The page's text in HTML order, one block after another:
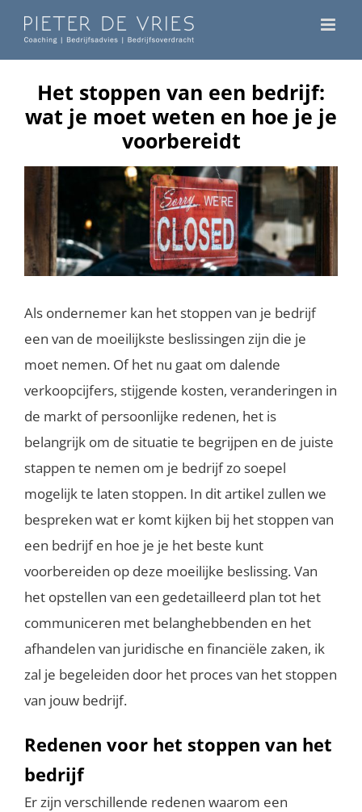
naar
inhoud
Het stoppen van een bedrijf:
wat je moet weten en hoe je je
voorbereidt
Als ondernemer kan het stoppen van je bedrijf
een van de moeilijkste beslissingen zijn die je
moet nemen. Of het nu gaat om dalende
verkoopcijfers, stijgende kosten, veranderingen in
de markt of persoonlijke redenen, het is
belangrijk om de situatie te begrijpen en de juiste
stappen te nemen om je bedrijf zo soepel
mogelijk te laten stoppen. In dit artikel zullen we
bespreken wat er komt kijken bij het stoppen van
een bedrijf en hoe je je het beste kunt
voorbereiden op deze moeilijke beslissing. Van
het opstellen van een gedetailleerd plan tot het
communiceren met belanghebbenden en het
afhandelen van juridische en financiële zaken, ik
zal je begeleiden door het proces van het stoppen
van jouw bedrijf.
Redenen voor het stoppen van het
bedrijf
Er zijn verschillende redenen waarom een ​​